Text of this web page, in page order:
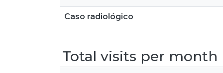
Caso radiológico
Total visits per month